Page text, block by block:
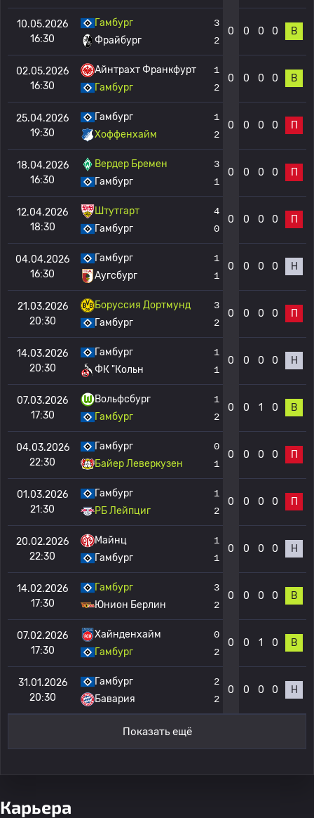
10.05.2026
16:30
Гамбург
Фрайбург
3
2
0 0 0 0 В
02.05.2026
16:30
Айнтрахт Франкфурт
Гамбург
1
2
0 0 0 0 В
25.04.2026
19:30
Гамбург
Хоффенхайм
1
2
0 0 0 0 П
18.04.2026
16:30
Вердер Бремен
Гамбург
3
1
0 0 0 0 П
12.04.2026
18:30
Штутгарт
Гамбург
4
0
0 0 0 0 П
04.04.2026
16:30
Гамбург
Аугсбург
1
1
0 0 0 0 Н
21.03.2026
20:30
Боруссия Дортмунд
Гамбург
3
2
0 0 0 0 П
14.03.2026
20:30
Гамбург
ФК "Кольн
1
1
0 0 0 0 Н
07.03.2026
17:30
Вольфсбург
Гамбург
1
2
0 0 1 0 В
04.03.2026
22:30
Гамбург
Байер Леверкузен
0
1
0 0 0 0 П
01.03.2026
21:30
Гамбург
РБ Лейпциг
1
2
0 0 0 0 П
20.02.2026
22:30
Майнц
Гамбург
1
1
0 0 0 0 Н
14.02.2026
17:30
Гамбург
Юнион Берлин
3
2
0 0 0 0 В
07.02.2026
17:30
Хайнденхайм
Гамбург
0
2
0 0 1 0 В
31.01.2026
20:30
Гамбург
Бавария
2
2
0 0 0 0 Н
Показать ещё
Карьера